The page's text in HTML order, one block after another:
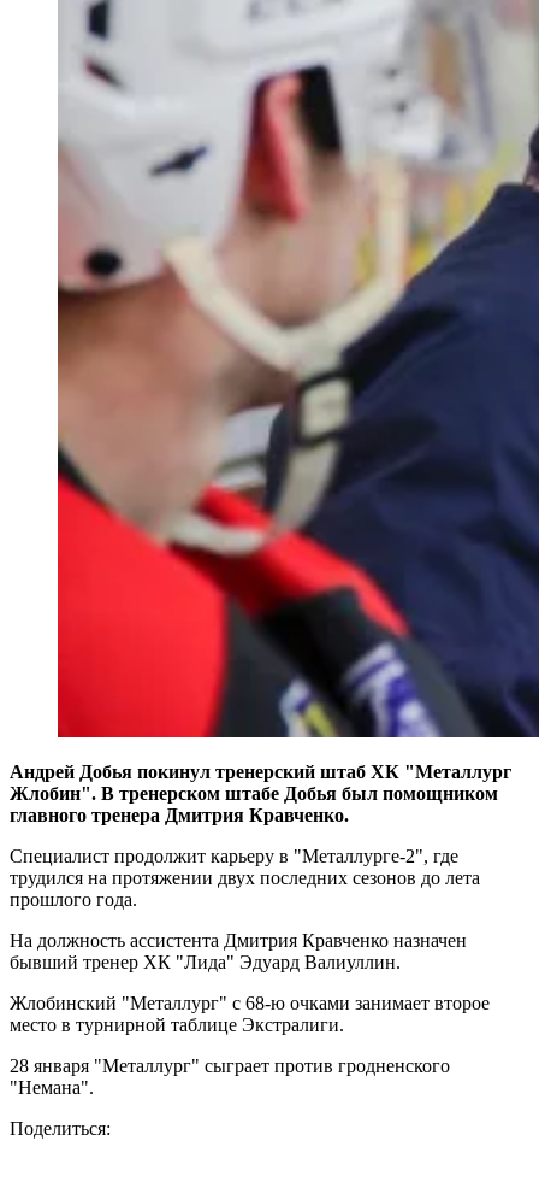
Андрей Добья покинул тренерский штаб ХК "Металлург
Жлобин". В тренерском штабе Добья был помощником
главного тренера Дмитрия Кравченко.
Специалист продолжит карьеру в "Металлурге-2", где
трудился на протяжении двух последних сезонов до лета
прошлого года.
На должность ассистента Дмитрия Кравченко назначен
бывший тренер ХК "Лида" Эдуард Валиуллин.
Жлобинский "Металлург" с 68-ю очками занимает второе
место в турнирной таблице Экстралиги.
28 января "Металлург" сыграет против гродненского
"Немана".
Поделиться: